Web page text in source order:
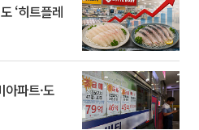
‘히트플레
파트·도